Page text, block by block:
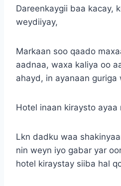
Dareenkaygii baa kacay,
weydiiyay,
Markaan soo qaado
aadnaa, waxa kaliya oo
ahayd, in ayanaan guriga
Hotel inaan kiraysto ayaa
Lkn dadku waa
nin weyn iyo gabar yar
hotel kiraystay siiba hal